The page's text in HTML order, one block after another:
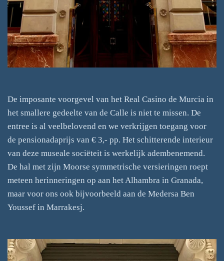
De imposante voorgevel van het Real Casino de Murcia in
het smallere gedeelte van de Calle is niet te missen. De
entree is al veelbelovend en we verkrijgen toegang voor
de pensionadaprijs van € 3,- pp. Het schitterende interieur
van deze museale sociëteit is werkelijk adembenemend.
De hal met zijn Moorse symmetrische versieringen roept
meteen herinneringen op aan het Alhambra in Granada,
maar voor ons ook bijvoorbeeld aan de Medersa Ben
Youssef in Marrakesj.